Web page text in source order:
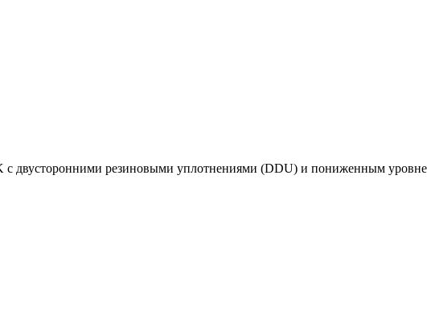
резиновыми уплотнениями (DDU) и пониженным